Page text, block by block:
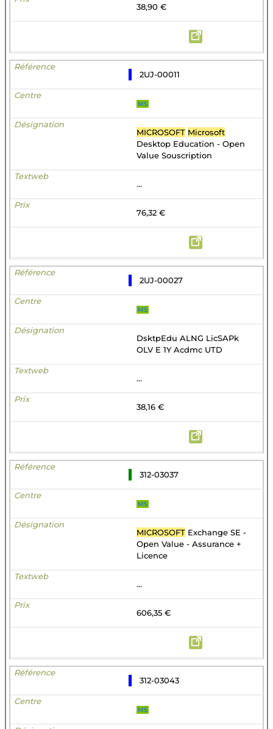
38,90 €
2UJ-00011
MS
MICROSOFT Microsoft
Desktop Education - Open
Value Souscription
...
76,32 €
2UJ-00027
MS
DsktpEdu ALNG LicSAPk
OLV E 1Y Acdmc UTD
...
38,16 €
312-03037
MS
MICROSOFT Exchange SE -
Open Value - Assurance +
Licence
...
606,35 €
312-03043
MS